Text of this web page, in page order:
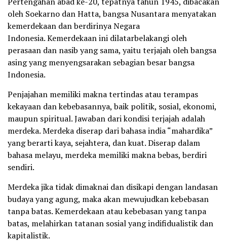
oleh Soekarno dan Hatta, bangsa Nusantara menyatakan
kemerdekaan dan berdirinya Negara
Indonesia. Kemerdekaan ini dilatarbelakangi oleh
perasaan dan nasib yang sama, yaitu terjajah oleh bangsa
asing yang menyengsarakan sebagian besar bangsa
Indonesia.
Penjajahan memiliki makna tertindas atau terampas
kekayaan dan kebebasannya, baik politik, sosial, ekonomi,
maupun spiritual. Jawaban dari kondisi terjajah adalah
merdeka. Merdeka diserap dari bahasa india “mahardika”
yang berarti kaya, sejahtera, dan kuat. Diserap dalam
bahasa melayu, merdeka memiliki makna bebas, berdiri
sendiri.
Merdeka jika tidak dimaknai dan disikapi dengan landasan
budaya yang agung, maka akan mewujudkan kebebasan
tanpa batas. Kemerdekaan atau kebebasan yang tanpa
batas, melahirkan tatanan sosial yang indifidualistik dan
kapitalistik.